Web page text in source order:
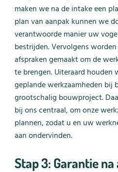
maken we na de intake een
plan van aanpak kunnen we
verantwoorde manier uw
bestrijden. Vervolgens
afspraken gemaakt om de
te brengen. Uiteraard houden
geplande werkzaamheden bij
grootschalig bouwproject.
bij ons centraal, om onze
plannen, zodat u en uw
aan ondervinden.
Stap 3: Garantie